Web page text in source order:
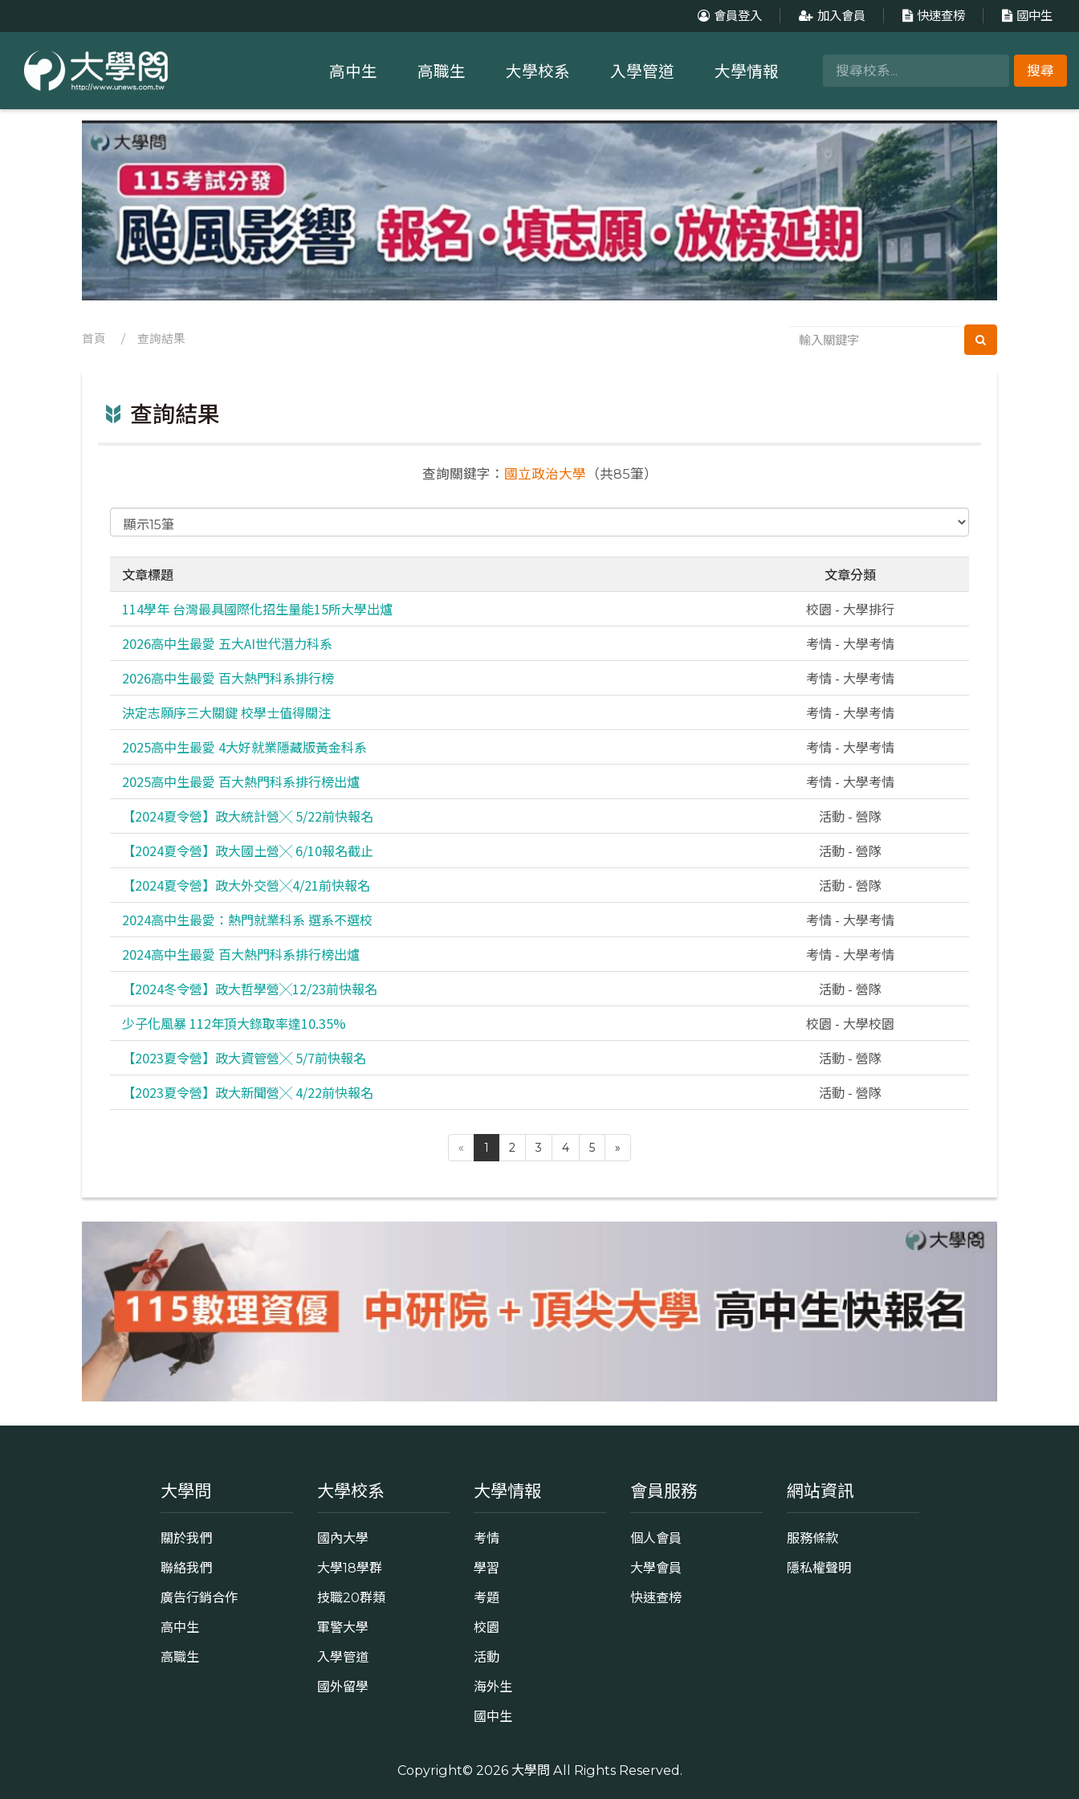
會員登入 加入會員 快速查榜 國中生
搜尋
高中生 高職生 大學校系 入學管道 大學情報
首頁 / 查詢結果
查詢結果
查詢關鍵字： 國立政治大學 （共85筆）
文章標題
文章分類
114學年 台灣最具國際化招生量能15所大學出爐
校園 - 大學排行
2026高中生最愛 五大AI世代潛力科系
考情 - 大學考情
2026高中生最愛 百大熱門科系排行榜
考情 - 大學考情
決定志願序三大關鍵 校學士值得關注
考情 - 大學考情
2025高中生最愛 4大好就業隱藏版黃金科系
考情 - 大學考情
2025高中生最愛 百大熱門科系排行榜出爐
考情 - 大學考情
【2024夏令營】政大統計營╳ 5/22前快報名
活動 - 營隊
【2024夏令營】政大國土營╳ 6/10報名截止
活動 - 營隊
【2024夏令營】政大外交營╳4/21前快報名
活動 - 營隊
2024高中生最愛：熱門就業科系 選系不選校
考情 - 大學考情
2024高中生最愛 百大熱門科系排行榜出爐
考情 - 大學考情
【2024冬令營】政大哲學營╳12/23前快報名
活動 - 營隊
少子化風暴 112年頂大錄取率達10.35%
校園 - 大學校園
【2023夏令營】政大資管營╳ 5/7前快報名
活動 - 營隊
【2023夏令營】政大新聞營╳ 4/22前快報名
活動 - 營隊
« 1 2 3 4 5 »
大學問
關於我們
聯絡我們
廣告行銷合作
高中生
高職生
大學校系
國內大學
大學18學群
技職20群類
軍警大學
入學管道
國外留學
大學情報
考情
學習
考題
校園
活動
海外生
國中生
會員服務
個人會員
大學會員
快速查榜
網站資訊
服務條款
隱私權聲明
Copyright© 2026 大學問 All Rights Reserved.